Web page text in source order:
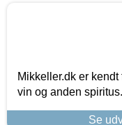
Mikkeller.dk er
vin og anden
Se